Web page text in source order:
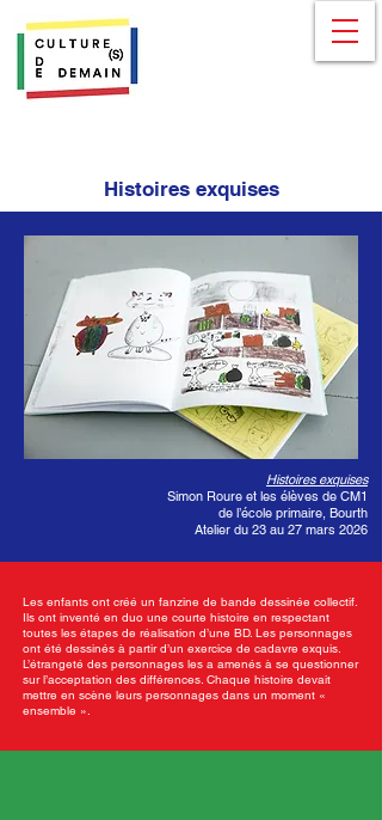
Histoires exquises
Histoires exquises
Simon Roure et les élèves de CM1
de l’école primaire, Bourth
Atelier du 23 au 27 mars 2026
Les enfants ont créé un fanzine de bande dessinée collectif.
Ils ont inventé en duo une courte histoire en respectant
toutes les étapes de réalisation d’une BD. Les personnages
ont été dessinés à partir d’un exercice de cadavre exquis.
L’étrangeté des personnages les a amenés à se questionner
sur l’acceptation des différences. Chaque histoire devait
mettre en scène leurs personnages dans un moment «
ensemble ».